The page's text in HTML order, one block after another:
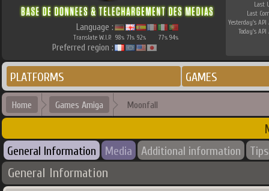
Language :
Translate W.I.P. 98% 71% 92% 77% 94%
Preferred region :
Last
Last
Yesterday's API
Today's API
PLATFORMS GAMES
Home Games Amiga Moonfall
General Information Media Additional information Tips
General Information